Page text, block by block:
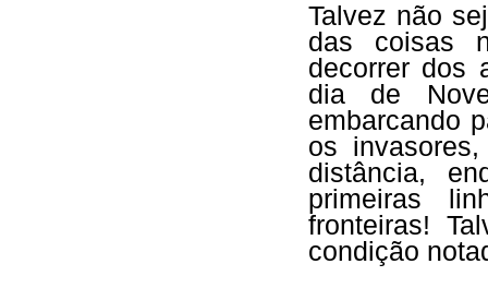
Talvez não
das coisas
decorrer dos
dia de
embarcando
os
distância,
primeiras
fronteiras!
condição